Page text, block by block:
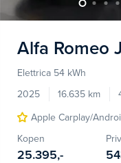
Alfa Romeo
Elettrica 54 kWh
2025
16.635 km
Apple Carplay/
Kopen
25.395,-